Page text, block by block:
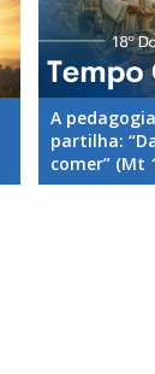
A
partilha:
comer” (Mt